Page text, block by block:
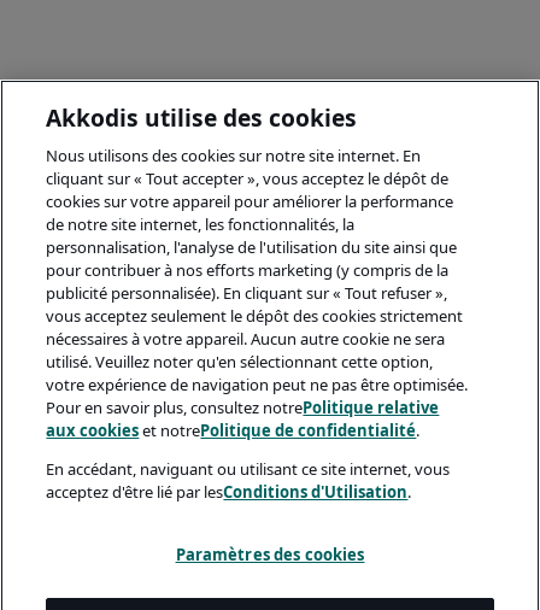
Akkodis utilise des cookies
Nous utilisons des cookies sur notre site internet. En
cliquant sur « Tout accepter », vous acceptez le dépôt de
cookies sur votre appareil pour améliorer la performance
de notre site internet, les fonctionnalités, la
personnalisation, l'analyse de l'utilisation du site ainsi que
pour contribuer à nos efforts marketing (y compris de la
publicité personnalisée). En cliquant sur « Tout refuser »,
vous acceptez seulement le dépôt des cookies strictement
nécessaires à votre appareil. Aucun autre cookie ne sera
utilisé. Veuillez noter qu'en sélectionnant cette option,
votre expérience de navigation peut ne pas être optimisée.
Pour en savoir plus, consultez notrePolitique relative
aux cookieset notrePolitique de confidentialité.
En accédant, naviguant ou utilisant ce site internet, vous
acceptez d'être lié par lesConditions d'Utilisation.
Paramètres des cookies